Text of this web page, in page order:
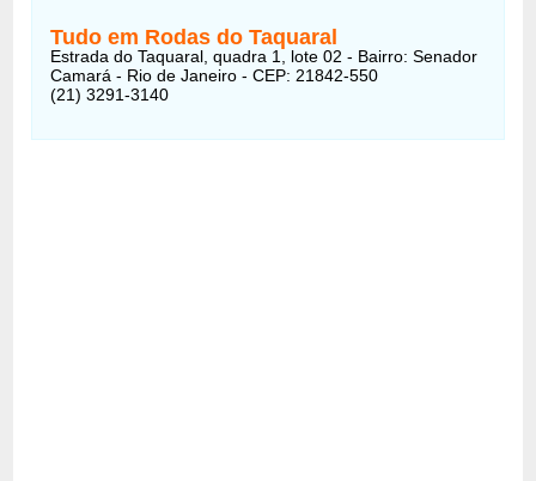
Tudo em Rodas do Taquaral
Estrada do Taquaral, quadra 1, lote 02 - Bairro: Senador
Camará - Rio de Janeiro - CEP: 21842-550
(21) 3291-3140